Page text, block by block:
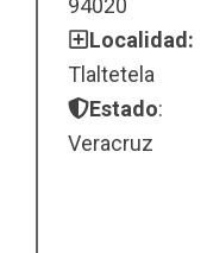
Localidad:
Tlaltetela
Estado:
Veracruz